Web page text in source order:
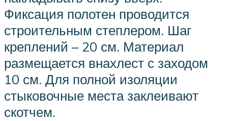
Фиксация полотен проводится
строительным степлером. Шаг
креплений – 20 см. Материал
размещается внахлест с заходом
10 см. Для полной изоляции
стыковочные места заклеивают
скотчем.